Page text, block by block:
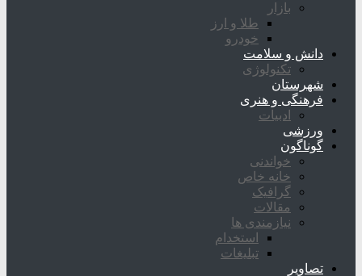
بازار
طلا و ارز
خودرو
دانش و سلامت
تکنولوژی
شهرستان
فرهنگی و هنری
ادبیات
ورزشی
گوناگون
خواندنی
خانه خاص
گرافیک
مقالات
نیازمندی ها
استخدام
تبلیغات
تصاویر